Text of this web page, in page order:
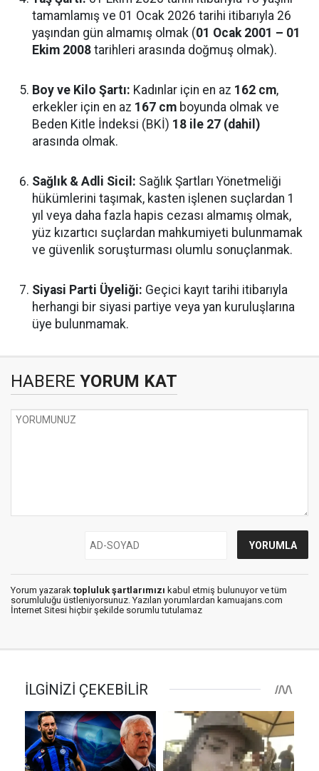
tamamlamış ve 01 Ocak 2026 tarihi itibarıyla 26
yaşından gün almamış olmak (01 Ocak 2001 – 01
Ekim 2008 tarihleri arasında doğmuş olmak).
Boy ve Kilo Şartı: Kadınlar için en az 162 cm,
erkekler için en az 167 cm boyunda olmak ve
Beden Kitle İndeksi (BKİ) 18 ile 27 (dahil)
arasında olmak.
Sağlık & Adli Sicil: Sağlık Şartları Yönetmeliği
hükümlerini taşımak, kasten işlenen suçlardan 1
yıl veya daha fazla hapis cezası almamış olmak,
yüz kızartıcı suçlardan mahkumiyeti bulunmamak
ve güvenlik soruşturması olumlu sonuçlanmak.
Siyasi Parti Üyeliği: Geçici kayıt tarihi itibarıyla
herhangi bir siyasi partiye veya yan kuruluşlarına
üye bulunmamak.
HABERE YORUM KAT
Yorum yazarak topluluk şartlarımızı kabul etmiş bulunuyor ve tüm
sorumluluğu üstleniyorsunuz. Yazılan yorumlardan kamuajans.com
İnternet Sitesi hiçbir şekilde sorumlu tutulamaz